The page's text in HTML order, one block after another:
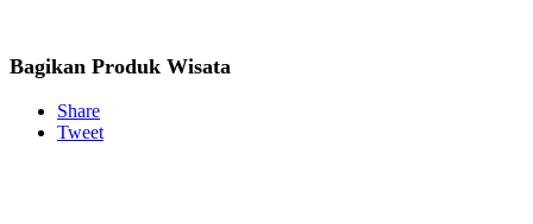
Bagikan Produk Wisata
Share
Tweet